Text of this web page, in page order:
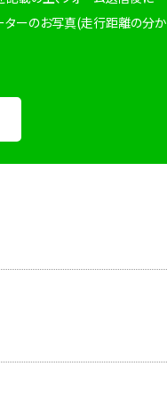
ターのお写真(走行距離の分か